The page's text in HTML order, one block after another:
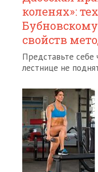
коленях»:
свойств
Представьте себе
лестнице не